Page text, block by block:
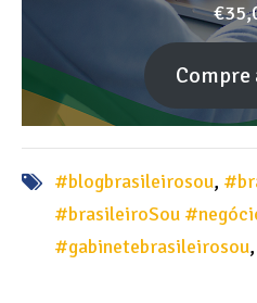
€
Compre
#blogbrasileirosou,
#brasileiroSou
#gabinetebrasileirosou,